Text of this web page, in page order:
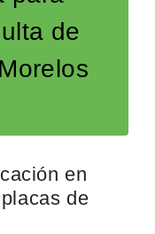
de
en
de